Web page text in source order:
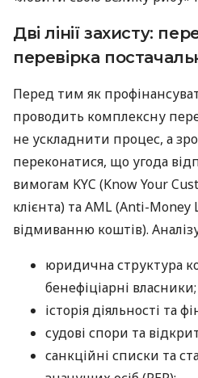
Дві лінії захисту:
перевірка
Перед тим як
проводить комплексну
не ускладнити процес, а
переконатися, що угода
вимогам KYC (Know Your
клієнта) та AML (Anti-
відмиванню коштів).
юридична структура
бенефіціарні власники;
історія діяльності та
судові спори та
санкційні списки та